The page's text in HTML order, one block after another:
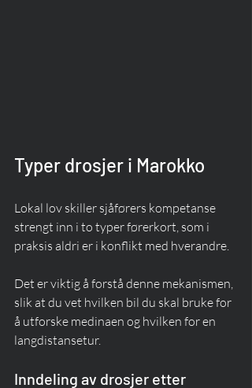
Typer drosjer i Marokko
Lokal lov skiller sjåførers kompetanse
strengt inn i to typer førerkort, som i
praksis aldri er i konflikt med hverandre.
Det er viktig å forstå denne mekanismen,
slik at du vet hvilken bil du skal bruke for
å utforske medinaen og hvilken for en
langdistansetur.
Inndeling av drosjer etter